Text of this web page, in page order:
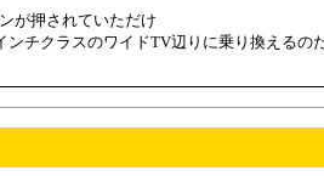
が押されていただけ
チクラスのワイドTV辺りに乗り換えるの